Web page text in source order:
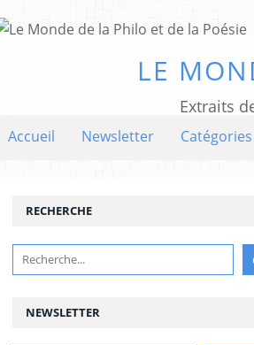
LE
Extraits
Accueil Newsletter Catégories
NEWSLETTER
RECHERCHE